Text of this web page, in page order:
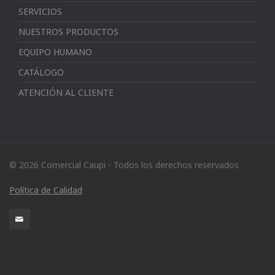
SERVICIOS
NUESTROS PRODUCTOS
EQUIPO HUMANO
CATÁLOGO
ATENCIÓN AL CLIENTE
© 2026 Comercial Caupi - Todos los derechos reservados
Política de Calidad